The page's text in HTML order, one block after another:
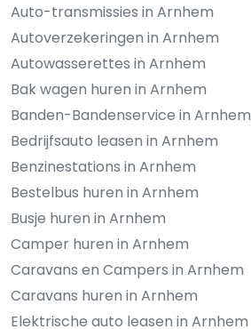
Auto-transmissies in Arnhem
Autoverzekeringen in Arnhem
Autowasserettes in Arnhem
Bak wagen huren in Arnhem
Banden-Bandenservice in Arnhem
Bedrijfsauto leasen in Arnhem
Benzinestations in Arnhem
Bestelbus huren in Arnhem
Busje huren in Arnhem
Camper huren in Arnhem
Caravans en Campers in Arnhem
Caravans huren in Arnhem
Elektrische auto leasen in Arnhem